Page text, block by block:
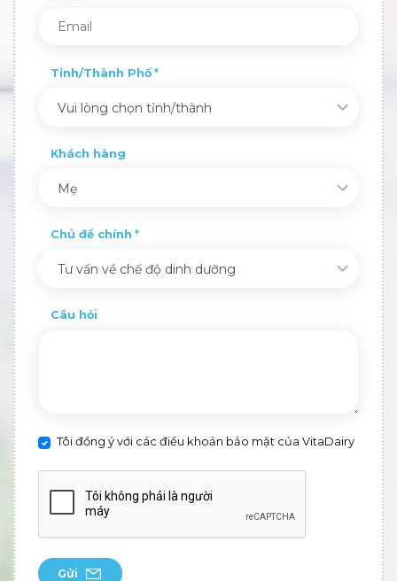
Tỉnh/Thành Phố
Vui lòng chọn tỉnh/thành
Khách hàng
Mẹ
Chủ đề chính
Tư vấn về chế độ dinh dưỡng
Câu hỏi
Tôi đồng ý với các điều khoản bảo mật của VitaDairy
Gửi